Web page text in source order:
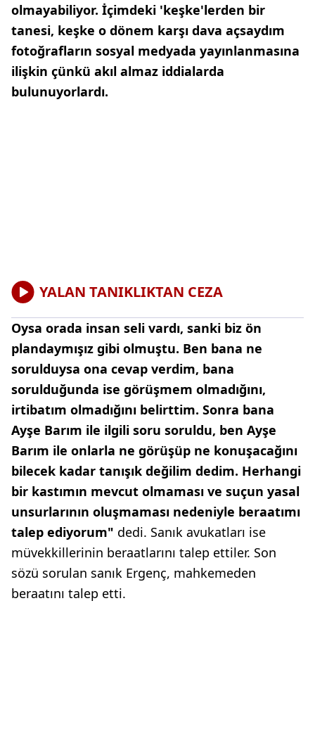
olmayabiliyor. İçimdeki 'keşke'lerden bir
tanesi, keşke o dönem karşı dava açsaydım
fotoğrafların sosyal medyada yayınlanmasına
ilişkin çünkü akıl almaz iddialarda
bulunuyorlardı.
YALAN TANIKLIKTAN CEZA
Oysa orada insan seli vardı, sanki biz ön
plandaymışız gibi olmuştu. Ben bana ne
sorulduysa ona cevap verdim, bana
sorulduğunda ise görüşmem olmadığını,
irtibatım olmadığını belirttim. Sonra bana
Ayşe Barım ile ilgili soru soruldu, ben Ayşe
Barım ile onlarla ne görüşüp ne konuşacağını
bilecek kadar tanışık değilim dedim. Herhangi
bir kastımın mevcut olmaması ve suçun yasal
unsurlarının oluşmaması nedeniyle beraatımı
talep ediyorum" dedi. Sanık avukatları ise
müvekkillerinin beraatlarını talep ettiler. Son
sözü sorulan sanık Ergenç, mahkemeden
beraatını talep etti.